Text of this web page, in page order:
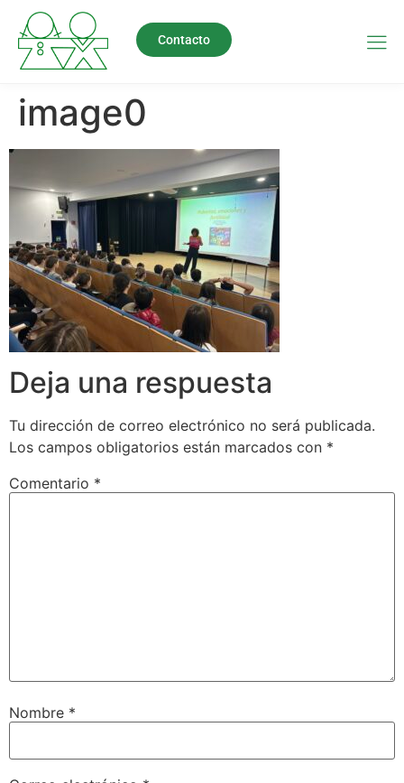
Contacto
image0
Deja una respuesta
Tu dirección de correo electrónico no será publicada.
Los campos obligatorios están marcados con *
Comentario *
Nombre *